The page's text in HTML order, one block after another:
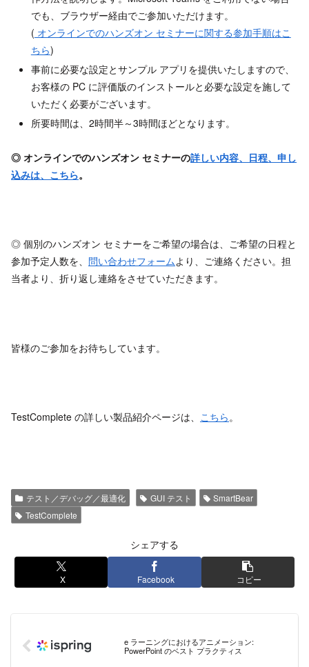
でも、ブラウザー経由でご参加いただけます。
( オンラインでのハンズオン セミナーに関する参加手順はこ
ちら)
事前に必要な設定とサンプル アプリを提供いたしますので、
お客様の PC に評価版のインストールと必要な設定を施して
いただく必要がございます。
所要時間は、2時間半～3時間ほどとなります。
◎ オンラインでのハンズオン セミナーの詳しい内容、日程、申し
込みは、こちら。
◎ 個別のハンズオン セミナーをご希望の場合は、ご希望の日程と
参加予定人数を、 問い合わせフォームより、ご連絡ください。担
当者より、折り返し連絡をさせていただきます。
皆様のご参加をお待ちしています。
TestComplete の詳しい製品紹介ページは、 こちら。
テスト／デバッグ／最適化 GUI テスト
SmartBear
TestComplete
シェアする
X Facebook コピー
e ラーニングにおけるアニメーション:
PowerPoint のベスト プラクティス